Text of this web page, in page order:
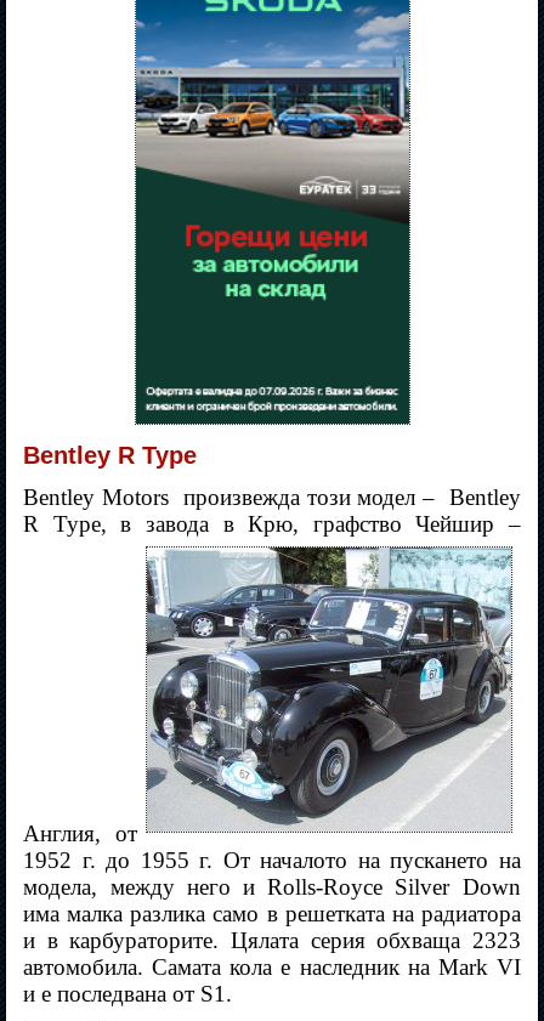
Bentley R Type
Bentley Motors произвежда този модел – Bentley
R Type, в завода в Крю, графство Чейшир –
Англия, от
1952 г. до 1955 г. От началото на пускането на
модела, между него и Rolls-Royce Silver Down
има малка разлика само в решетката на радиатора
и в карбураторите. Цялата серия обхваща 2323
автомобила. Самата кола е наследник на Mark VI
и е последвана от S1.